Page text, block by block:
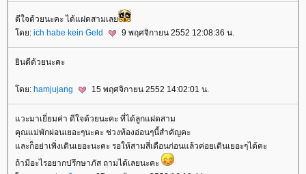
ดีใจด้วยนะคะ ได้แฝดสามเล
ดย: ich habe kein Geld 9 พฤศจิกายน 2552 12:08:36 น.
ินดีด้วยนะคะ
ดย: hamjujang 15 พฤศจิกายน 2552 14:02:01 น.
วะมาเยี่ยมค่า ดีใจด้วยนะคะ ที่ได้ลูกแฝดสาม
คุณแม่พักผ่อนเยอะๆนะคะ ช่วงท้องอ่อนๆนี้สำคัญคะ
ละก็อย่าเพิ่งเดินเยอะนะคะ รอให้สามสี่เดือนก่อนแล้วค่อยเดินเยอะๆได้คะ
ถ้ามีอะไรอยากปรึกษาภัส ถามได้เลยนะคะ